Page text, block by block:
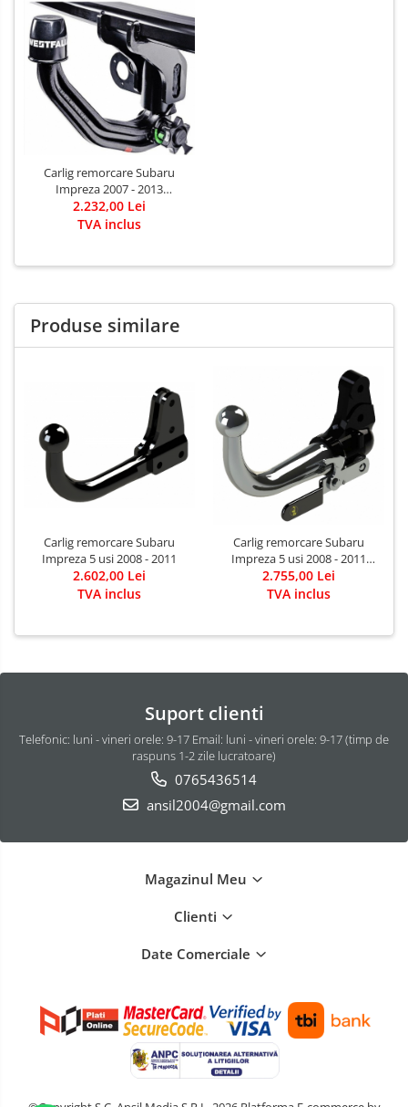
Carlig remorcare Subaru
Impreza 2007 - 2013
demontabil automat vertical
marca Westfalia
2.232,00 Lei
TVA inclus
Produse similare
Carlig remorcare Subaru
Impreza 5 usi 2008 - 2011
2.602,00 Lei
TVA inclus
Carlig remorcare Subaru
Impreza 5 usi 2008 - 2011
demontabil automat cu
maneta
2.755,00 Lei
TVA inclus
Suport clienti
Telefonic: luni - vineri orele: 9-17 Email: luni - vineri orele: 9-17 (timp de
raspuns 1-2 zile lucratoare)
0765436514
ansil2004@gmail.com
Magazinul Meu
Clienti
Date Comerciale